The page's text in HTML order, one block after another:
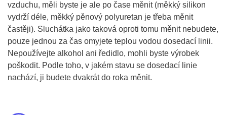
vzduchu, měli byste je ale po čase měnit (měkký silikon
vydrží déle, měkký pěnový polyuretan je třeba měnit
častěji). Sluchátka jako taková oproti tomu měnit nebudete,
pouze jednou za čas omyjete teplou vodou dosedací linii.
Nepoužívejte alkohol ani ředidlo, mohli byste výrobek
poškodit. Podle toho, v jakém stavu se dosedací linie
nachází, ji budete dvakrát do roka měnit.